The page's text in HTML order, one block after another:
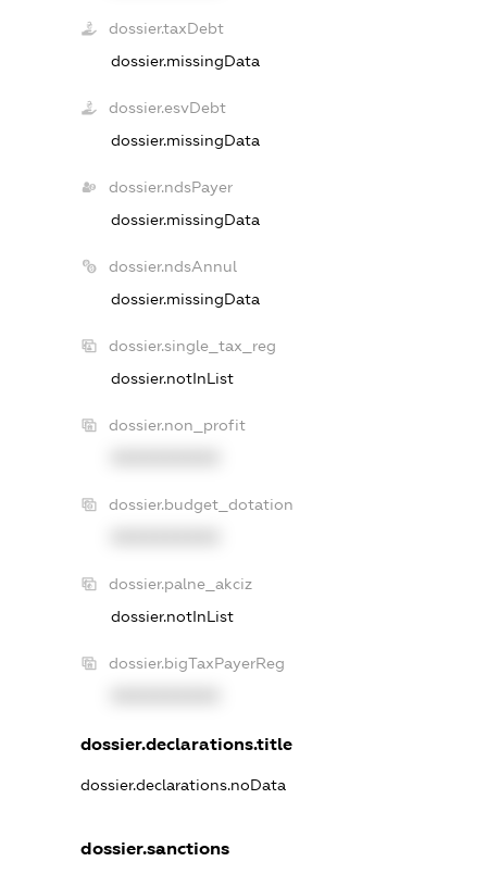
dossier.taxDebt
dossier.missingData
dossier.esvDebt
dossier.missingData
dossier.ndsPayer
dossier.missingData
dossier.ndsAnnul
dossier.missingData
dossier.single_tax_reg
dossier.notInList
dossier.non_profit
dossier.budget_dotation
dossier.palne_akciz
dossier.notInList
dossier.bigTaxPayerReg
dossier.declarations.title
dossier.declarations.noData
dossier.sanctions